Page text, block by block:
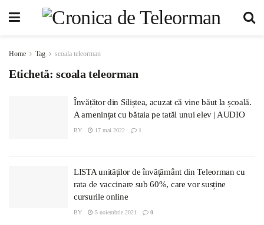
Home Tag scoala teleorman
Etichetă: scoala teleorman
Învățător din Siliștea, acuzat că vine băut la școală.
A amenințat cu bătaia pe tatăl unui elev | AUDIO
BY 17 mai 2022 1
LISTA unităților de învățământ din Teleorman cu
rata de vaccinare sub 60%, care vor susține
cursurile online
BY 5 noiembrie 2021 0